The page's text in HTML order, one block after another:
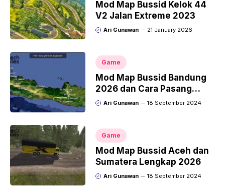
Mod Map Bussid Kelok 44
V2 Jalan Extreme 2023
Ari Gunawan 21 January 2026
Game
Mod Map Bussid Bandung
2026 dan Cara Pasang
Terbaru
Ari Gunawan 18 September 2024
Game
Mod Map Bussid Aceh dan
Sumatera Lengkap 2026
Ari Gunawan 18 September 2024